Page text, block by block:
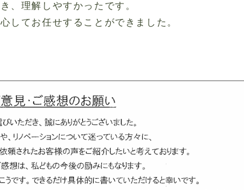
、理解しやすかったです。
してお任せすることができました。